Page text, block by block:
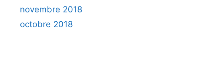
novembre 2018
octobre 2018